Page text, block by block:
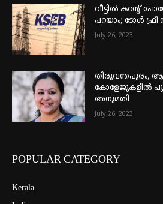
വീട്ടില്‍ കറന്റ്
പറയാം; ടോള്‍
July 26, 2023
തിരുവന്തപുരം,
കോളേജുകളില്‍
അനുമതി
July 26, 2023
POPULAR CATEGORY
Kerala